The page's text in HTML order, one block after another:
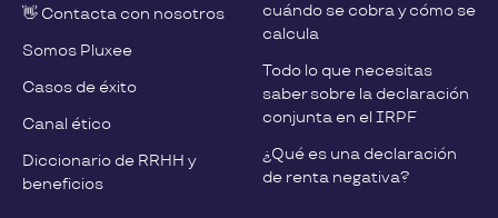
👋 Contacta con nosotros
Somos Pluxee
Casos de éxito
Canal ético
Diccionario de RRHH y
beneficios
cuándo se cobra y cómo se
calcula
Todo lo que necesitas
saber sobre la declaración
conjunta en el IRPF
¿Qué es una declaración
de renta negativa?